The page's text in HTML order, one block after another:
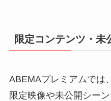
限定コンテンツ・未
ABEMAプレミアムでは
限定映像や未公開シー